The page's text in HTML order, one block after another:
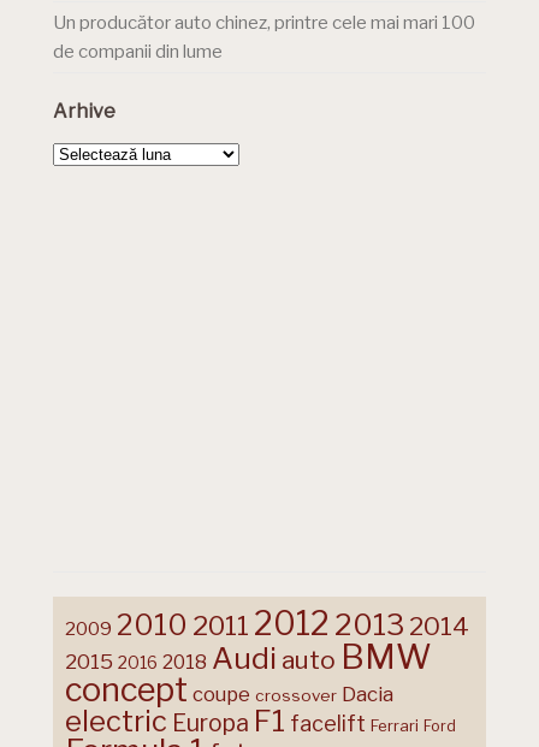
Un producător auto chinez, printre cele mai mari 100
de companii din lume
Arhive
Arhive
2009 2010 2011 2012 2013 2014
2015 2016 2018 Audi auto BMW
concept coupe crossover Dacia
electric Europa F1 facelift Ferrari Ford